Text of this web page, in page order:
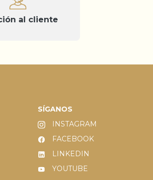
al cliente
SÍGANOS
INSTAGRAM
FACEBOOK
LINKEDIN
YOUTUBE